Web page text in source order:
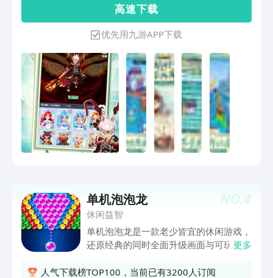
高 速 下 载
优先用九游APP下载
NO.4
单机泡泡龙
休闲益智
单机泡泡龙是一款老少皆宜的休闲游戏，
还原经典的同时全面升级画面与可玩性。
界，一起和美人鱼开启冒险，拯救海底生
更多
人气下载榜TOP100，当前已有3200人订阅